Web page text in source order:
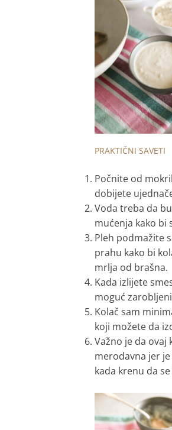
PRAKTIČNI SAVETI
Počnite od
dobijete
Voda treba da
mućenja kako bi
Pleh podmažite
prahu kako bi
mrlja od brašna.
Kada izlijete
moguć
Kolač sam
koji možete da
Važno je da ovaj
merodavna jer
kada krenu da